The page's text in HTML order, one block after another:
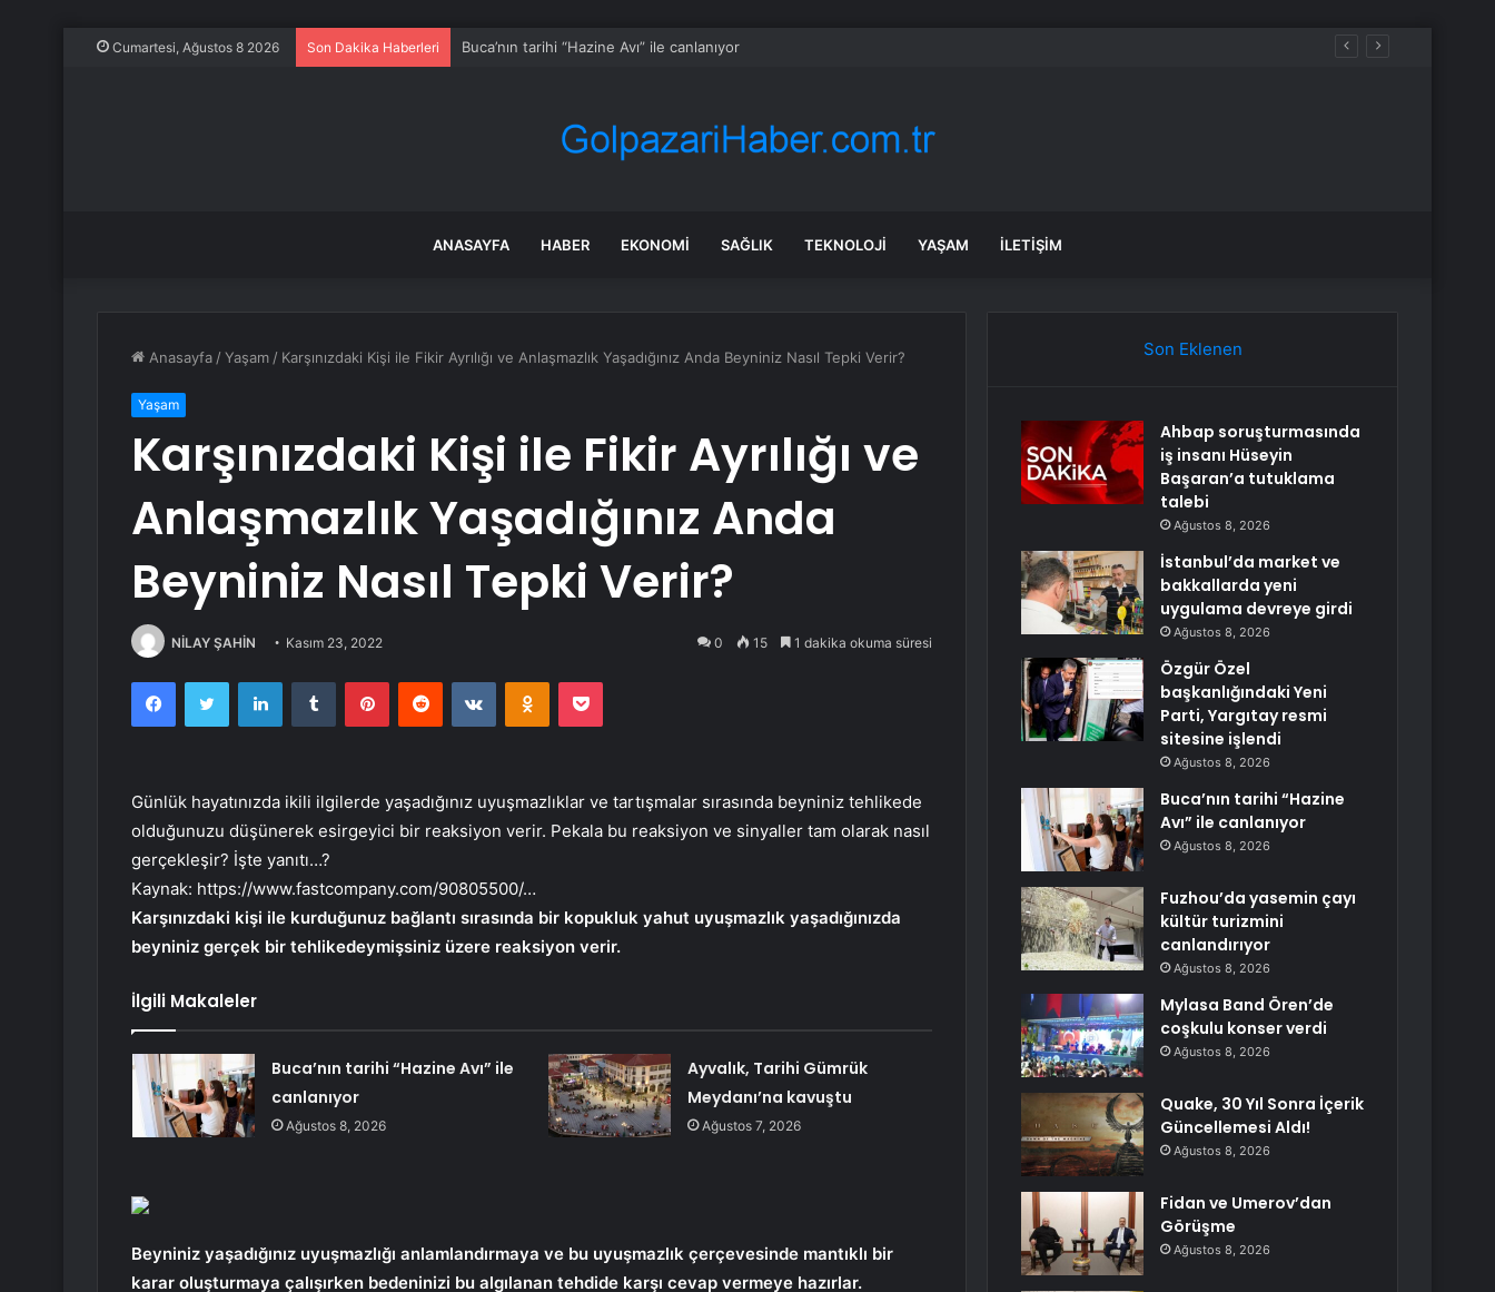
Cumartesi, Ağustos 8 2026 Son Dakika Haberleri Buca’nın tarihi “Hazine Avı” ile canlanıyor
ANASAYFA HABER EKONOMI SAĞLIK TEKNOLOJI YAŞAM İLETIŞIM
Anasayfa /Yaşam / Karşınızdaki Kişi ile Fikir Ayrılığı ve Anlaşmazlık Yaşadığınız Anda Beyniniz Nasıl Tepki Verir?
Yaşam
Karşınızdaki Kişi ile Fikir Ayrılığı ve
Anlaşmazlık Yaşadığınız Anda
Beyniniz Nasıl Tepki Verir?
NİLAY ŞAHİN Kasım 23, 2022 0 15 1 dakika okuma süresi
FacebookTwitter LinkedInTumblr PinterestReddit VKontakteOdnoklassniki
Pocket
Günlük hayatınızda ikili ilgilerde yaşadığınız uyuşmazlıklar ve tartışmalar sırasında beyniniz tehlikede
olduğunuzu düşünerek esirgeyici bir reaksiyon verir. Pekala bu reaksiyon ve sinyaller tam olarak nasıl
gerçekleşir? İşte yanıtı…?
Kaynak: https://www.fastcompany.com/90805500/…
Karşınızdaki kişi ile kurduğunuz bağlantı sırasında bir kopukluk yahut uyuşmazlık yaşadığınızda
beyniniz gerçek bir tehlikedeymişsiniz üzere reaksiyon verir.
İlgili Makaleler
Buca’nın tarihi “Hazine Avı” ile
canlanıyor
Ağustos 8, 2026
Ayvalık, Tarihi Gümrük
Meydanı’na kavuştu
Ağustos 7, 2026
Beyniniz yaşadığınız uyuşmazlığı anlamlandırmaya ve bu uyuşmazlık çerçevesinde mantıklı bir
karar oluşturmaya çalışırken bedeninizi bu algılanan tehdide karşı cevap vermeye hazırlar.
Son Eklenen
Ahbap soruşturmasında
iş insanı Hüseyin
Başaran’a tutuklama
talebi
Ağustos 8, 2026
İstanbul’da market ve
bakkallarda yeni
uygulama devreye girdi
Ağustos 8, 2026
Özgür Özel
başkanlığındaki Yeni
Parti, Yargıtay resmi
sitesine işlendi
Ağustos 8, 2026
Buca’nın tarihi “Hazine
Avı” ile canlanıyor
Ağustos 8, 2026
Fuzhou’da yasemin çayı
kültür turizmini
canlandırıyor
Ağustos 8, 2026
Mylasa Band Ören’de
coşkulu konser verdi
Ağustos 8, 2026
Quake, 30 Yıl Sonra İçerik
Güncellemesi Aldı!
Ağustos 8, 2026
Fidan ve Umerov’dan
Görüşme
Ağustos 8, 2026